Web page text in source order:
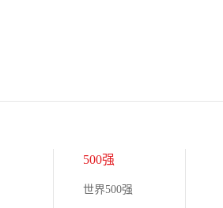
500强
世界500强